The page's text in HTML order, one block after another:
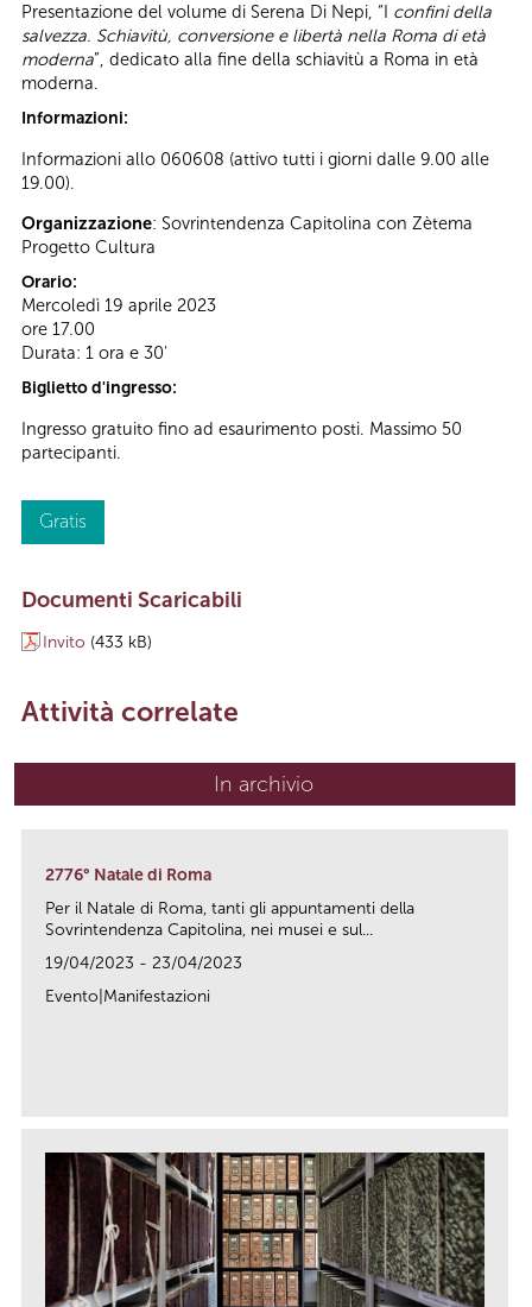
Presentazione del volume di Serena Di Nepi, “I confini della
salvezza. Schiavitù, conversione e libertà nella Roma di età
moderna”, dedicato alla fine della schiavitù a Roma in età
moderna.
Informazioni:
Informazioni allo 060608 (attivo tutti i giorni dalle 9.00 alle
19.00).
Organizzazione: Sovrintendenza Capitolina con Zètema
Progetto Cultura
Orario:
Mercoledì 19 aprile 2023
ore 17.00
Durata: 1 ora e 30'
Biglietto d'ingresso:
Ingresso gratuito fino ad esaurimento posti. Massimo 50
partecipanti.
Gratis
Documenti Scaricabili
Invito (433 kB)
Attività correlate
In archivio
2776° Natale di Roma
Per il Natale di Roma, tanti gli appuntamenti della
Sovrintendenza Capitolina, nei musei e sul...
19/04/2023 - 23/04/2023
Evento|Manifestazioni